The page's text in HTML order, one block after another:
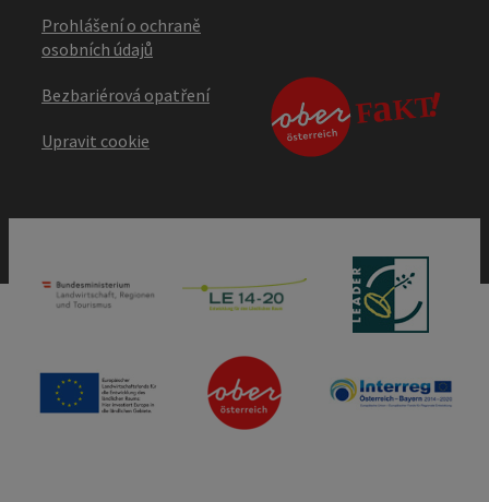
Prohlášení o ochraně
osobních údajů
Bezbariérová opatření
Upravit cookie